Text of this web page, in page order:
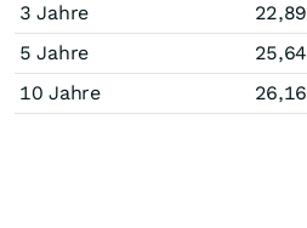
3 Jahre
22,89
5 Jahre
25,64
10 Jahre
26,16